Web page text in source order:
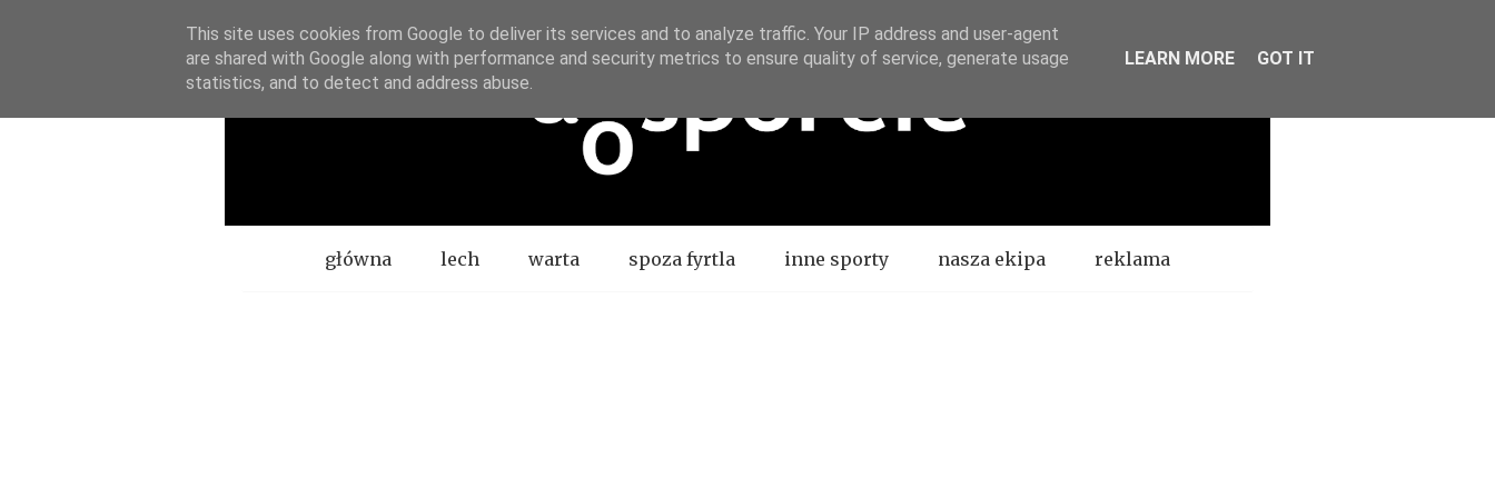
Menugłówna lech warta spoza fyrtla inne sporty nasza ekipa reklama
This site uses cookies from Google to deliver its services and to analyze traffic. Your IP address and user-agent
are shared with Google along with performance and security metrics to ensure quality of service, generate usage
statistics, and to detect and address abuse.
LEARN MORE GOT IT